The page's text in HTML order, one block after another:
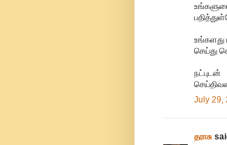
உங்களது
செய்து
நட்புடன்
July 29,
தராசு